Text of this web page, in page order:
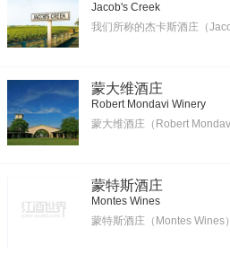
Jacob's Creek
我们所称的杰卡斯酒庄（
蒙大维酒庄
Robert Mondavi Winery
蒙大维酒庄（Robert
蒙特斯酒庄
Montes Wines
蒙特斯酒庄（Montes Wines